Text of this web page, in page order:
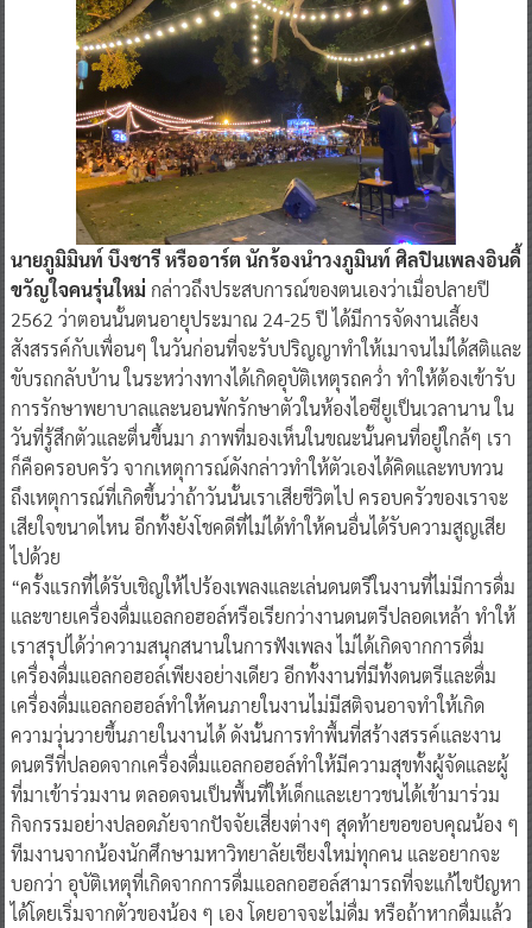
นายภูมิมินท์ บึงชารี หรืออาร์ต นักร้องนำวงภูมินท์ ศิลปินเพลงอินดี้
ขวัญใจคนรุ่นใหม่ กล่าวถึงประสบการณ์ของตนเองว่าเมื่อปลายปี
2562 ว่าตอนนั้นตนอายุประมาณ 24-25 ปี ได้มีการจัดงานเลี้ยง
สังสรรค์กับเพื่อนๆ ในวันก่อนที่จะรับปริญญาทำให้เมาจนไม่ได้สติและ
ขับรถกลับบ้าน ในระหว่างทางได้เกิดอุบัติเหตุรถคว่ำ ทำให้ต้องเข้ารับ
การรักษาพยาบาลและนอนพักรักษาตัวในห้องไอซียูเป็นเวลานาน ใน
วันที่รู้สึกตัวและตื่นขึ้นมา ภาพที่มองเห็นในขณะนั้นคนที่อยู่ใกล้ๆ เรา
ก็คือครอบครัว จากเหตุการณ์ดังกล่าวทำให้ตัวเองได้คิดและทบทวน
ถึงเหตุการณ์ที่เกิดขึ้นว่าถ้าวันนั้นเราเสียชีวิตไป ครอบครัวของเราจะ
เสียใจขนาดไหน อีกทั้งยังโชคดีที่ไม่ได้ทำให้คนอื่นได้รับความสูญเสีย
ไปด้วย
“ครั้งแรกที่ได้รับเชิญให้ไปร้องเพลงและเล่นดนตรีในงานที่ไม่มีการดื่ม
และขายเครื่องดื่มแอลกอฮอล์หรือเรียกว่างานดนตรีปลอดเหล้า ทำให้
เราสรุปได้ว่าความสนุกสนานในการฟังเพลง ไม่ได้เกิดจากการดื่ม
เครื่องดื่มแอลกอฮอล์เพียงอย่างเดียว อีกทั้งงานที่มีทั้งดนตรีและดื่ม
เครื่องดื่มแอลกอฮอล์ทำให้คนภายในงานไม่มีสติจนอาจทำให้เกิด
ความวุ่นวายขึ้นภายในงานได้ ดังนั้นการทำพื้นที่สร้างสรรค์และงาน
ดนตรีที่ปลอดจากเครื่องดื่มแอลกอฮอล์ทำให้มีความสุขทั้งผู้จัดและผู้
ที่มาเข้าร่วมงาน ตลอดจนเป็นพื้นที่ให้เด็กและเยาวชนได้เข้ามาร่วม
กิจกรรมอย่างปลอดภัยจากปัจจัยเสี่ยงต่างๆ สุดท้ายขอขอบคุณน้อง ๆ
ทีมงานจากน้องนักศึกษามหาวิทยาลัยเชียงใหม่ทุกคน และอยากจะ
บอกว่า อุบัติเหตุที่เกิดจากการดื่มแอลกอฮอล์สามารถที่จะแก้ไขปัญหา
ได้โดยเริ่มจากตัวของน้อง ๆ เอง โดยอาจจะไม่ดื่ม หรือถ้าหากดื่มแล้ว